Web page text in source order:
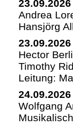
23.09.2026
Andrea
Hansjörg
23.09.2026
Hector
Timothy
Leitung:
24.09.2026
Wolfgang